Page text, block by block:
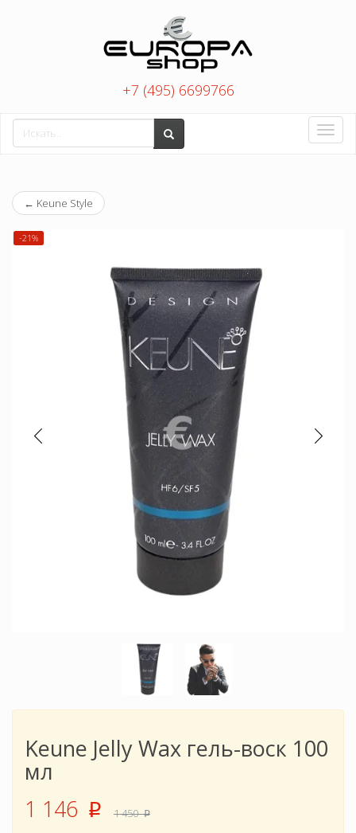
+7 (495) 6699766
Toggle
← Keune Style
-21%
Keune Jelly Wax гель-воск 100
мл
1 146 p 1 450 p